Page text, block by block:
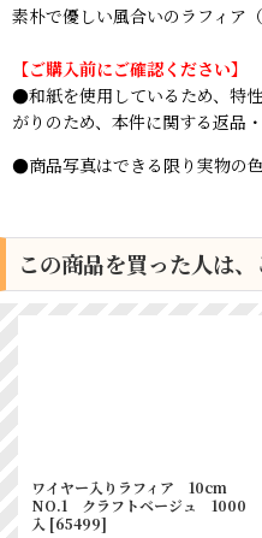
素朴で優しい風合いのラフィア
【ご購入前にご確認ください】
●和紙を使用しているため、特
がりのため、本件に関する返品
●商品写真はできる限り実物の
この商品を買った人は
ワイヤー入りラフィア 10cm
NO.1 クラフトベージュ 1000
入 [65499]